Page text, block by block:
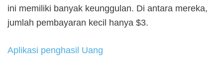
ini memiliki banyak keunggulan. Di antara mereka,
jumlah pembayaran kecil hanya $3.
Aplikasi penghasil Uang